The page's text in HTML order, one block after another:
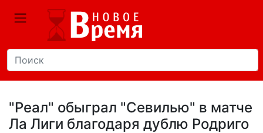
"Реал" обыграл "Севилью" в матче
Ла Лиги благодаря дублю Родриго